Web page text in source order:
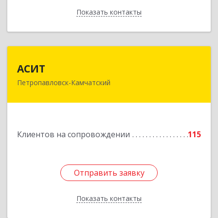
Показать контакты
Назад
АСИТ
Петропавловск-Камчатский
Клиентов на сопровождении 115
Отправить заявку
Показать контакты
683031, Камчатский край, Петропавловск-
Подробнее
Отправить заявку
Назад